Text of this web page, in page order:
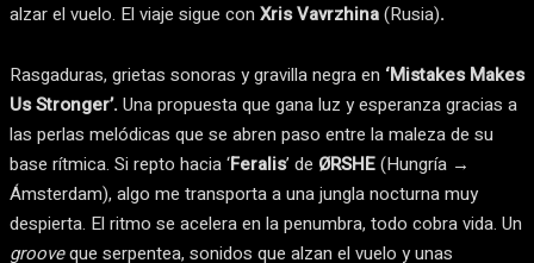
alzar el vuelo. El viaje sigue con Xris Vavrzhina(Rusia).
Rasgaduras, grietas sonoras y gravilla negra en ‘Mistakes Makes
Us Stronger’. Una propuesta que gana luz y esperanza gracias a
las perlas melódicas que se abren paso entre la maleza de su
base rítmica. Si repto hacia ‘Feralis’ de ØRSHE(Hungría →
Ámsterdam), algo me transporta a una jungla nocturna muy
despierta. El ritmo se acelera en la penumbra, todo cobra vida. Un
grooveque serpentea, sonidos que alzan el vuelo y unas